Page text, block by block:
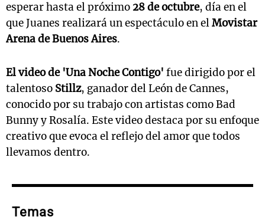
esperar hasta el próximo 28 de octubre, día en el
que Juanes realizará un espectáculo en elMovistar
Arena de Buenos Aires.
El video de 'Una Noche Contigo' fue dirigido por el
talentoso Stillz, ganador del León de Cannes,
conocido por su trabajo con artistas como Bad
Bunny y Rosalía. Este video destaca por su enfoque
creativo que evoca el reflejo del amor que todos
llevamos dentro.
Temas